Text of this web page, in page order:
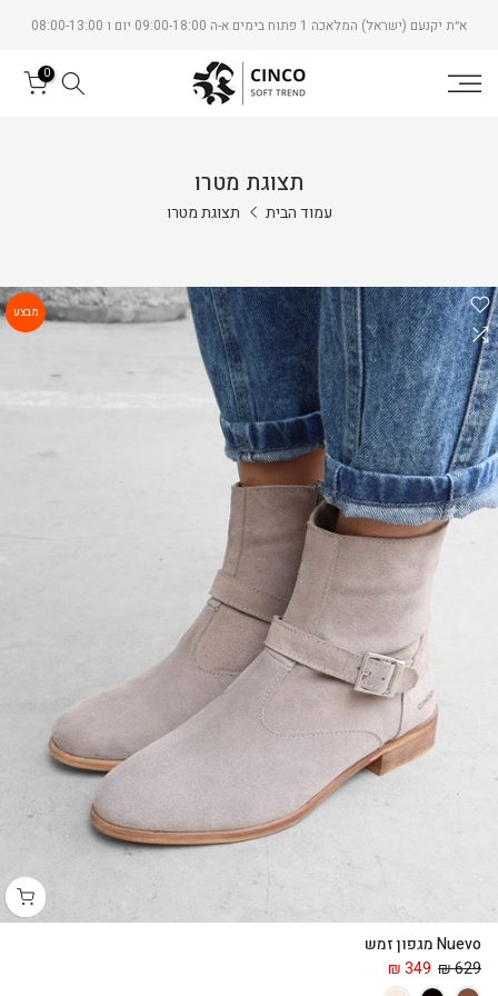
Skip
content
א״ת יקנעם (ישראל) המלאכה 1 פתוח בימים א-ה 09:00-18:00 יום ו 08:00-13:00
0
תצוגת מטרו
עמוד הבית תצוגת מטרו
מבצע
Nuevo מגפון זמש
629 ₪
349 ₪